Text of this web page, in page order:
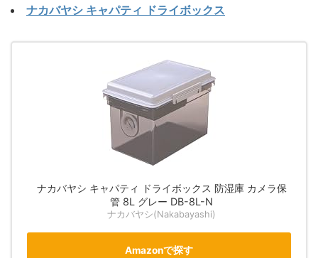
ナカバヤシ キャパティ ドライボックス
ナカバヤシ キャパティ ドライボックス 防湿庫 カメラ保
管 8L グレー DB-8L-N
ナカバヤシ(Nakabayashi)
Amazonで探す